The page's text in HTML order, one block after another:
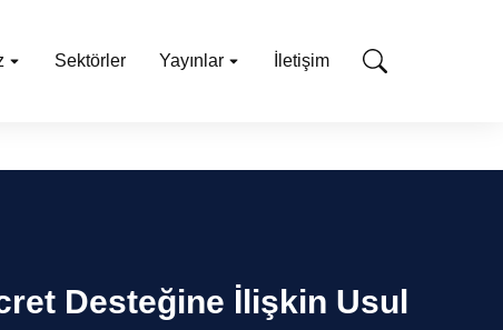
Sektörler Yayınlar İletişim
Desteğine İlişkin Usul